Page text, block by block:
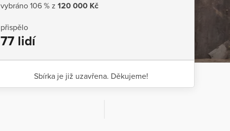
vybráno 106 % z 120 000 Kč
přispělo
77 lidí
Sbírka je již uzavřena. Děkujeme!